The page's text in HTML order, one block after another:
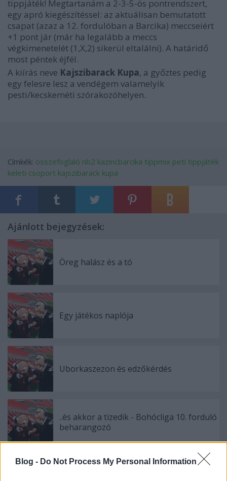
Blog - Do Not Process My Personal Information
tippjáték! Megtartanám a 2-3-5-ös pontrendszert,
egy apró kiegészítéssel: az aktuálisan bemutatott
csapat (azaz a 12. fordulóban a Barcika) meccseiért
+1 pont jár (már ha legalább a meccs
végkimenetelét (1,X,2) sikerül eltalálni). A határidő
most péntek éjfél.
A kiírás neve Kajszibarack Kupa, a győztes pedig
egy felesre lesz a vendégem valamelyik
pesti/kecskeméti szórakozóhelyen.
Címkék: összefoglaló nb2 kazincbarcika tippmix peti tippjáték
keleti csoport kajszibarack kupa
Ajánlott bejegyzések:
Öreg halász és a tó
Egy játékos naplója
Uborkaszezon és edzőkérdés
..és akkor a tizedik - Bohócliga 10. forduló
beharangozó